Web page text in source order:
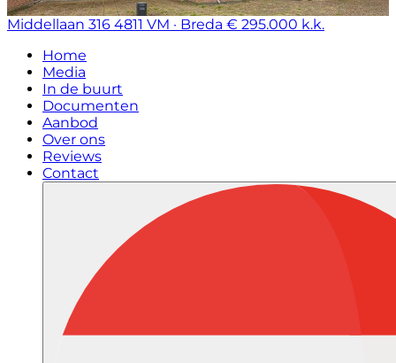
Middellaan 316 4811 VM · Breda € 295.000 k.k.
Home
Media
In de buurt
Documenten
Aanbod
Over ons
Reviews
Contact